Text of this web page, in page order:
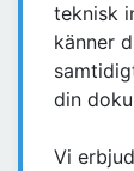
teknisk
känner
din
Vi